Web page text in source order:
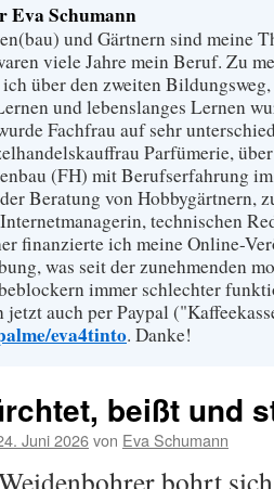
Eva Schumann
und Gärtnern sind meine
viele Jahre mein Beruf. Zu
über den zweiten
und lebenslanges Lernen
Fachfrau auf sehr
Parfümerie,
(FH) mit Berufserfahrung
Beratung von Hobbygärtnern,
technischen
finanzierte ich meine Online-
was seit der zunehmenden
immer schlechter
jetzt auch per Paypal
eva4tinto. Danke!
beißt und
Juni 2026von Eva Schumann
bohrt